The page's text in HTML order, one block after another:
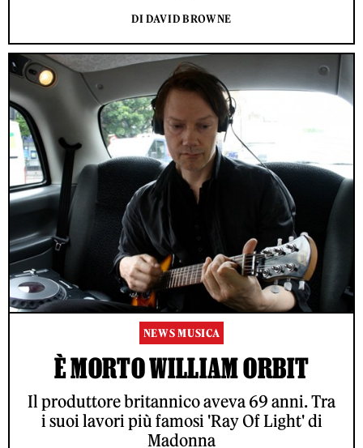
DI DAVID BROWNE
NEWS MUSICA
È MORTO WILLIAM ORBIT
Il produttore britannico aveva 69 anni. Tra
i suoi lavori più famosi 'Ray Of Light' di
Madonna